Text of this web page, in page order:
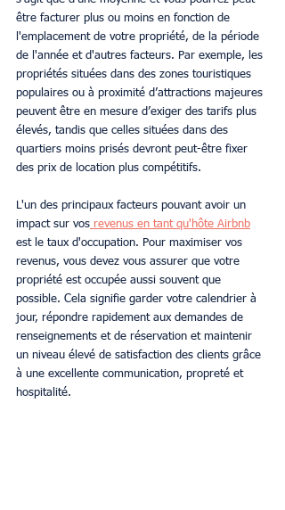
être facturer plus ou moins en fonction de
l'emplacement de votre propriété, de la période
de l'année et d'autres facteurs. Par exemple, les
propriétés situées dans des zones touristiques
populaires ou à proximité d’attractions majeures
peuvent être en mesure d’exiger des tarifs plus
élevés, tandis que celles situées dans des
quartiers moins prisés devront peut-être fixer
des prix de location plus compétitifs.
L'un des principaux facteurs pouvant avoir un
impact sur vos revenus en tant qu'hôte Airbnb
est le taux d'occupation. Pour maximiser vos
revenus, vous devez vous assurer que votre
propriété est occupée aussi souvent que
possible. Cela signifie garder votre calendrier à
jour, répondre rapidement aux demandes de
renseignements et de réservation et maintenir
un niveau élevé de satisfaction des clients grâce
à une excellente communication, propreté et
hospitalité.